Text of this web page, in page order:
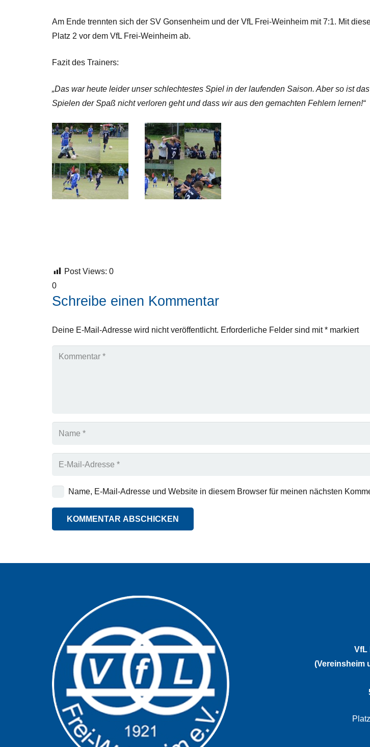
Am Ende trennten sich der SV Gonsenheim und der VfL Frei-Weinheim mit 7:1. Mit
Platz 2 vor dem VfL Frei-Weinheim ab.
Fazit des Trainers:
„Das war heute leider unser schlechtestes Spiel in der laufenden Saison. Aber so ist
Spielen der Spaß nicht verloren geht und dass wir aus den gemachten Fehlern lernen!“
Post Views: 0
0
Schreibe einen Kommentar
Deine E-Mail-Adresse wird nicht veröffentlicht. Erforderliche Felder sind mit* markiert
Name, E-Mail-Adresse und Website in diesem Browser für meinen nächsten
KOMMENTAR ABSCHICKEN
VfL
(Vereinsheim